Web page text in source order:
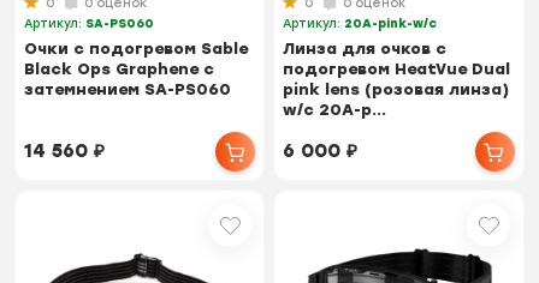
Артикул: SA-PS060
Очки с подогревом Sable
Black Ops Graphene с
затемнением SA-PS060
14 560₽
Артикул: 20A-pink-w/c
Линза для очков с
подогревом HeatVue Dual
pink lens (розовая линза)
w/c 20A-p...
6 000₽